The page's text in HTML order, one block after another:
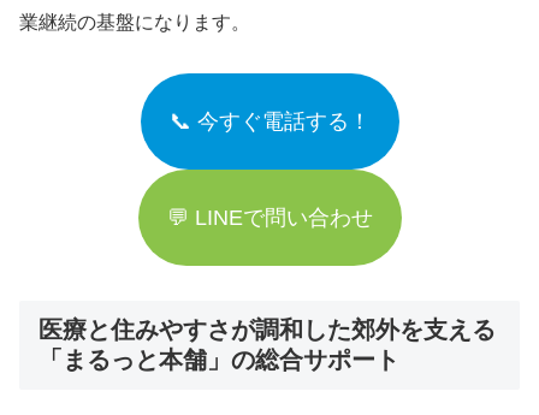
業継続の基盤になります。
📞 今すぐ電話する！
💬 LINEで問い合わせ
医療と住みやすさが調和した郊外を支える
「まるっと本舗」の総合サポート